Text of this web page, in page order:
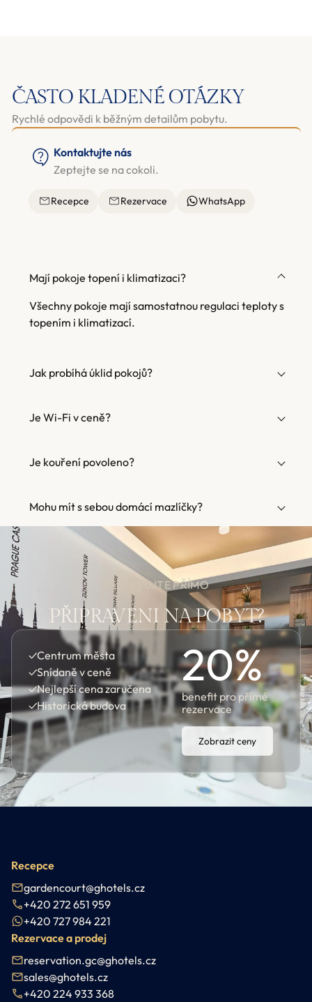
ČASTO KLADENÉ OTÁZKY
Rychlé odpovědi k běžným detailům pobytu.
Kontaktujte nás
Zeptejte se na cokoli.
Recepce Rezervace WhatsApp
Mají pokoje topení i klimatizaci?
Všechny pokoje mají samostatnou regulaci teploty s
topením i klimatizací.
Jak probíhá úklid pokojů?
Je Wi-Fi v ceně?
Je kouření povoleno?
Mohu mít s sebou domácí mazlíčky?
REZERVUJTE PŘÍMO
PŘIPRAVENI NA POBYT?
✓Centrum města
✓Snídaně v ceně
✓Nejlepší cena zaručena
✓Historická budova
20%
benefit pro přímé
rezervace
Zobrazit ceny
Recepce
gardencourt@ghotels.cz
+420 272 651 959
+420 727 984 221
Rezervace a prodej
reservation.gc@ghotels.cz
sales@ghotels.cz
+420 224 933 368